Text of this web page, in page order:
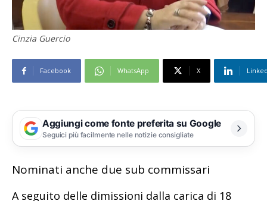
Cinzia Guercio
Facebook WhatsApp X
Aggiungi come fonte preferita su Google
Seguici più facilmente nelle notizie consigliate
Nominati anche due sub commissari
A seguito delle dimissioni dalla carica di 18